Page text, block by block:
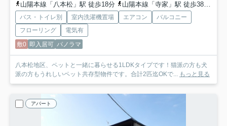
山陽本線「八本松」駅 徒歩18分
山陽本線「寺家」駅 徒歩38分
バス・トイレ別 室内洗濯機置場 エアコン
バルコニー
フローリング
電気有
敷0 即入居可 パノラマ
八本松地区、ペットと一緒に暮らせる1LDKタイプです！猫派の方も犬
派の方もうれしいペット共存型物件です。合計2匹迄OKで... もっと見る
アパート